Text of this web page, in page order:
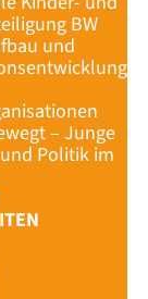
BW
und
– Junge
Politik im